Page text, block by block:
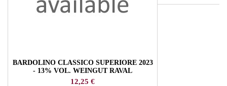
BARDOLINO CLASSICO SUPERIORE 2023
- 13% VOL. WEINGUT RAVAL
Preis
12,25 €